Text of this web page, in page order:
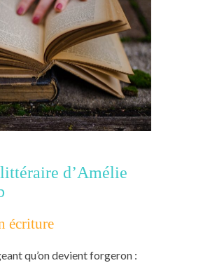
d’Amélie
écriture
qu’on devient forgeron :